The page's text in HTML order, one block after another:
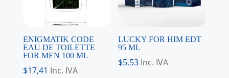
ENIGMATIK CODE
EAU DE TOILETTE
FOR MEN 100 ML
$17,41 Inc. IVA
LUCKY FOR HIM EDT
95 ML
$5,53 Inc. IVA